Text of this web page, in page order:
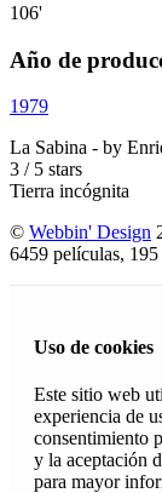
106'
Año de
1979
La Sabina - by
3 / 5 stars
Tierra incógnita
© Webbin' Design
6459 películas,
Uso de cookies
Este sitio web
experiencia de
consentimiento
y la aceptación
para mayor